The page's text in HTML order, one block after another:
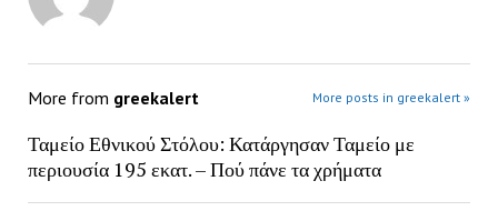
More from greekalert More posts in greekalert »
Ταμείο Εθνικού Στόλου: Κατάργησαν Ταμείο με
περιουσία 195 εκατ. – Πού πάνε τα χρήματα